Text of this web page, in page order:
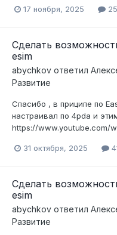
17 ноября, 2025
Сделать
esim
abychkov ответил
Развитие
Спасибо , в приципе по
настраивал по 4pda и
https://www.youtube.com/
31 октября, 2025
Сделать
esim
abychkov ответил
Развитие